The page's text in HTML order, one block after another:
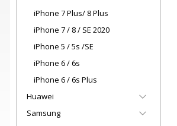
iPhone 7 Plus/ 8 Plus
iPhone 7 / 8 / SE 2020
iPhone 5 / 5s /SE
iPhone 6 / 6s
iPhone 6 / 6s Plus
Huawei
Samsung